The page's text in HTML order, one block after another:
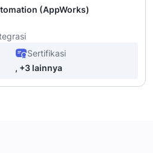
(AppWorks)
Sertifikasi
, +3 lainnya